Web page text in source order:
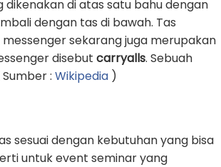
di atas satu bahu dengan
dengan tas di bawah. Tas
sekarang juga merupakan
disebut carryalls. Sebuah
Sumber : Wikipedia )
sesuai dengan kebutuhan yang bisa
untuk event seminar yang